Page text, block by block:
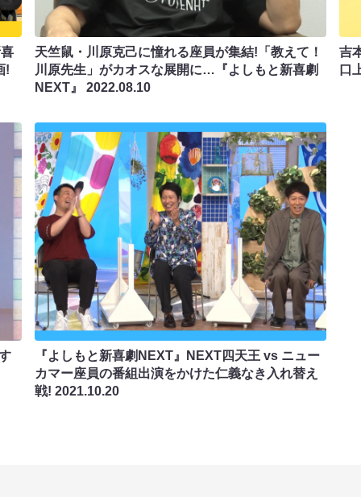
!
天竺鼠・川原克己に憧れる座員が集結!「教えて！
川原先生」がカオスな展開に…『よしもと新喜劇
NEXT』2022.08.10
吉
口
『よしもと新喜劇NEXT』NEXT四天王 vs ニュー
カマー座員の番組出演をかけた仁義なき入れ替え
戦!2021.10.20